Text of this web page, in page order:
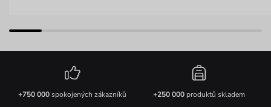
+750 000spokojených zákazníků +250 000produktů skladem